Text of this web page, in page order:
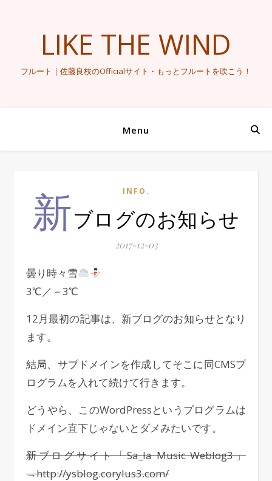
LIKE THE WIND
フルート｜佐藤良枝のOfficialサイト・もっとフルートを吹こう！
Menu
INFO.
新ブログのお知らせ
2017-12-03
曇り時々雪
3℃／－3℃
12月最初の記事は、新ブログのお知らせとなり
ます。
結局、サブドメインを作成してそこに同CMSプ
ログラムを入れて続けて行きます。
どうやら、このWordPressというプログラムは
ドメイン直下じゃないとダメみたいです。
新ブログサイト「Sa_la Music Weblog3」
→http://ysblog.corylus3.com/